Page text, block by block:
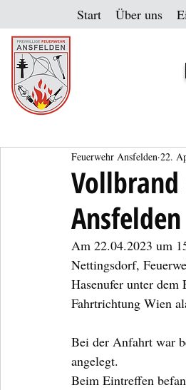
Start Über uns
Ansfelden
Feuerwehr Ansfelden 22.
Am 22.04.2023 um
Nettingsdorf,
Hasenufer unter
Fahrtrichtung Wien
Bei der Anfahrt war
angelegt.
Beim Eintreffen